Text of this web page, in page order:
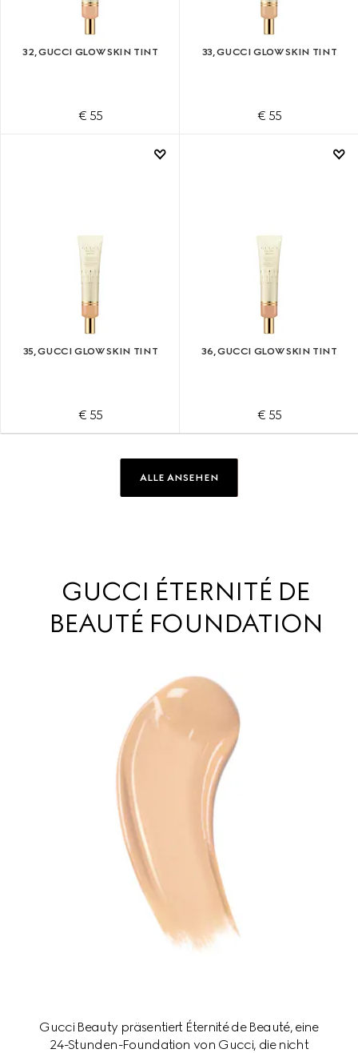
32, GUCCI GLOW SKIN TINT
€ 55
33, GUCCI GLOW SKIN TINT
€ 55
35, GUCCI GLOW SKIN TINT
€ 55
36, GUCCI GLOW SKIN TINT
€ 55
ALLE ANSEHEN
GUCCI ÉTERNITÉ DE
BEAUTÉ FOUNDATION
Gucci Beauty präsentiert Éternité de Beauté, eine
24-Stunden-Foundation von Gucci, die nicht